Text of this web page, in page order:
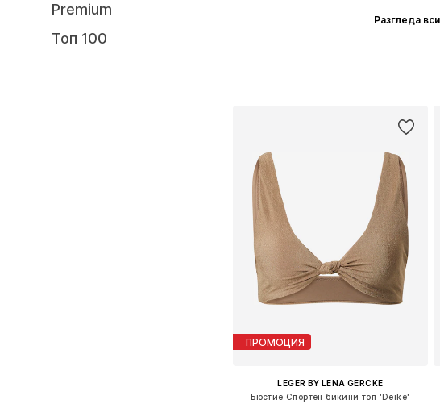
Premium
Топ 100
Разгледа
ПРОМОЦИЯ
LEGER BY LENA GERCKE
Бюстие Спортен бикини топ 'Deike'